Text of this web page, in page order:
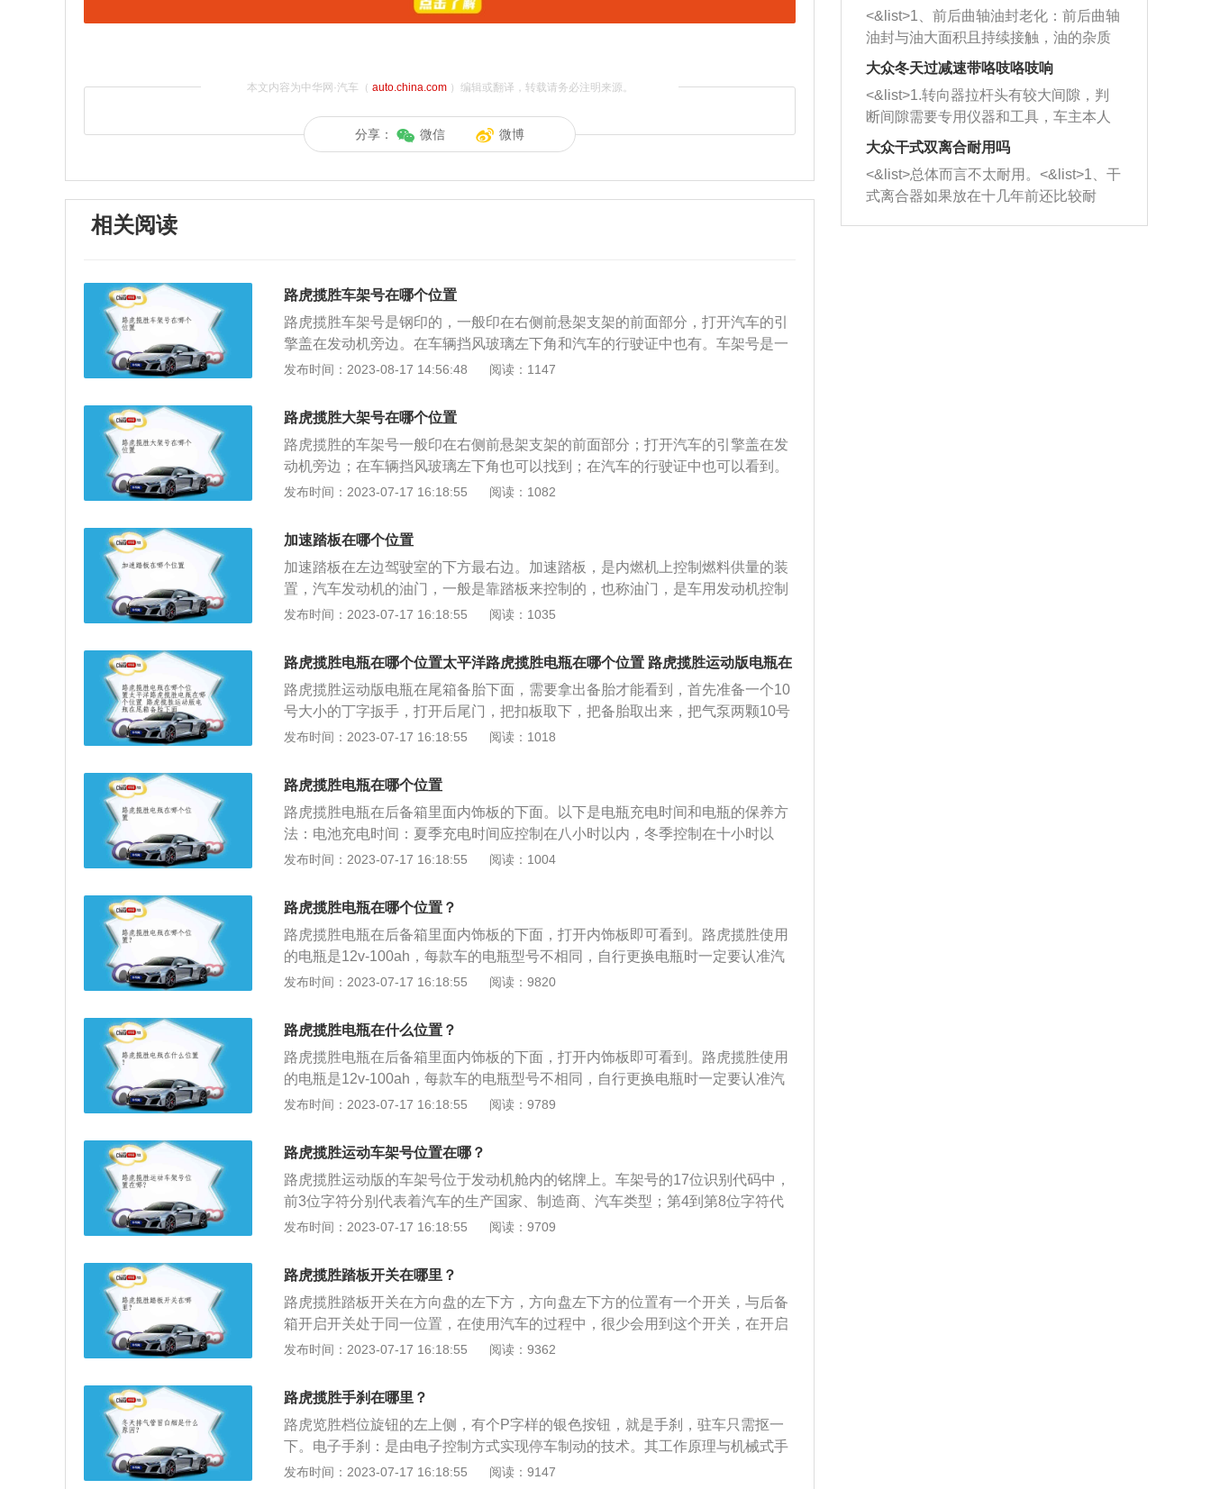
本文内容为中华网·汽车（ auto.china.com）编辑或翻译，转载请务必注明来源。
分享： 微信 微博
相关阅读
路虎揽胜车架号在哪个位置
路虎揽胜车架号是钢印的，一般印在右侧前悬架支架的前面部分，打开汽车的引
擎盖在发动机旁边。在车辆挡风玻璃左下角和汽车的行驶证中也有。车架号是一
组由十七个字母或数字组成，用于汽车上的一组独一无二的号码，可以识别汽车
不少的。每一个车架号的数字以及字母都是不可或缺的，都存在各自的含义。如
果一辆汽车不存在车架号，那么往往是非常奇怪的。汽车的车架号也好像是汽车
的身份证，是非常特别的。以下是对车架号的扩展内容：1、车辆识别代号又叫
车架号，一般都会标在比较显眼的位置，方便车主查看。2、车辆识别代号由17
位字符组成，包含了车辆的生产厂家、年代、车型、车身型式及代码、发动机代
地诊断和维修都十分重要。
发布时间：2023-08-17 14:56:48 阅读：1147
路虎揽胜大架号在哪个位置
路虎揽胜的车架号一般印在右侧前悬架支架的前面部分；打开汽车的引擎盖在发
动机旁边；在车辆挡风玻璃左下角也可以找到；在汽车的行驶证中也可以看到。
车架号的具体介绍：1、车架号的17个字符中，前面3个字符分别表示车辆的生产
征，如车辆的种类、车身类型、发动机类型以及额定总重量等信息；3、第9个字
符表示的检验位，作用是判断车架号的填写是否正确；4、第10个字符表示的是
生产年份，作用是证明车辆是哪一年生产；5、第11位字符表示车辆的组装地，0
是原厂组装；6、车架号的第12位至17位字符为生产序号。作用是当汽车厂家对
有质量问题的车进行召回时，都是按照生产序号进行召回。
发布时间：2023-07-17 16:18:55 阅读：1082
加速踏板在哪个位置
加速踏板在左边驾驶室的下方最右边。加速踏板，是内燃机上控制燃料供量的装
置，汽车发动机的油门，一般是靠踏板来控制的，也称油门，是车用发动机控制
供油的装置。操纵加速踏板要做到轻踏、缓抬，踏下动作要柔和，踏下的力度和
在踏板上，关键原因有以下两点：1、长时间行驶，两只脚会相当累，会不自觉
的往下踩。这个时候左脚在刹车踏板上，踩下了刹车，十分容易引起意外事故，
发生危险。2、大部分人基本都是右撇子，右脚的反应速度快。发生意外状况，
右脚能进而最短的时间内做出反应，抬开油门踩下刹车踏板。左脚在刹车踏板
上，刹车时右脚就是悬空状态，很容易就两只脚一块踩，发生危险。
发布时间：2023-07-17 16:18:55 阅读：1035
路虎揽胜电瓶在哪个位置太平洋路虎揽胜电瓶在哪个位置 路虎揽胜运动版电瓶在
尾箱备胎下面
路虎揽胜运动版电瓶在尾箱备胎下面，需要拿出备胎才能看到，首先准备一个10
号大小的丁字扳手，打开后尾门，把扣板取下，把备胎取出来，把气泵两颗10号
螺丝取下，扳到一边就看到电瓶了。如果出现以下情况，那么说明电瓶需要更换
故障问题，确认停车后没有灯或其他电器设备继续用电，可测量静态电流不超过
300mA（含防盗报警）；3、为了保持整车连续通电，新电瓶应基本上充满电，
更换电瓶应采用粘合的方法来更换，即用线夹将新旧电瓶并联，拆下旧电瓶，将
其连接车内的导线拆下，然后进行相应的连接，装入新电瓶；4、如果测试后没
有问题，可以正常使用，如果有问题，可能是电瓶坏了，造成数据丢失，需要初
发布时间：2023-07-17 16:18:55 阅读：1018
路虎揽胜电瓶在哪个位置
路虎揽胜电瓶在后备箱里面内饰板的下面。以下是电瓶充电时间和电瓶的保养方
法：电池充电时间：夏季充电时间应控制在八小时以内，冬季控制在十小时以
内。如果时间太长，电池会因为过度充电而损坏。当然，如果提前打开电池，可
存放车辆时，禁止在阳光下暴晒。车辆应停放在阴凉、通风和干燥的地方。当电
池需要长时间放置时，必须充满电，一般一个月补充一次。车辆起步、上坡、超
载、逆风行驶时，用踏板辅助，避免大电流和电流放电。充电时使用专用充电
器，并放置在阴凉通风处，避免高温高湿。在日常驾驶中，要经常检查电池盖上
的孔是否通风。
发布时间：2023-07-17 16:18:55 阅读：1004
路虎揽胜电瓶在哪个位置？
路虎揽胜电瓶在后备箱里面内饰板的下面，打开内饰板即可看到。路虎揽胜使用
的电瓶是12v-100ah，每款车的电瓶型号不相同，自行更换电瓶时一定要认准汽
车型号电瓶型号，以免损坏车身。汽车电池，也叫蓄电池，是电池的一种。它的
状况密切相关。日常要留意电瓶的充电时间，并注意要维护电瓶：电池充电时
间：夏季充电时间应控制在8小时以内，冬季控制在10小时以内。如果时间太
长，电池会因为过度充电而损坏。当然，如果提前打开电池，可以充电半个小
时，让电池充满电。要长时间保持电池表面清洁，禁止在阳光下暴晒。当电池需
要长时间放置时，必须充满电，一般一个月补充一次。常用的蓄电池主要分为四
电池的极板是由铅和铅的氧化物构成，电解液是硫酸的水溶液。它的主要优点是
电压稳定、价格便宜；缺点是比能低(即每公斤蓄电池存储的电能)、使用寿命短
和日常维护频繁。干荷蓄电池它的全称是干式荷电铅酸蓄电池，它的主要特点是
使用时，只需加入电解液，等过20—30分钟就可使用。湿荷蓄电池它的极板为荷
池。免维护蓄电池由于自身结构上的优势，电解液的消耗量非常小，在使用寿命
内基本不需要补充蒸馏水。它还具有耐震、耐高温、体积小、自放电小的特点。
使用寿命一般为普通蓄电池的两倍。市场上的免维护蓄电池也有两种：第一种在
购买时一次性加电解液以后使用中不需要维护(添加补充液)；另一种是电池本身
系湿荷电出厂，故在运输、安装过程中，必须小心搬运、防止短路；免维护蓄电
池由于电池组件电压较高，存在电击危险，因此在装卸导电联接片时应使用绝缘
工具，安装或搬运电池时要戴绝缘手套、围裙和防护眼镜，电池在搬运安装过程
中，只能使用柔软的吊带，不能使用钢丝绳等，搬运时，不得触动极柱和安全排
气阀；脏污的连接或连接条不牢均可能引起电池打火，所以要保持连接条在连接
发布时间：2023-07-17 16:18:55 阅读：9820
路虎揽胜电瓶在什么位置？
路虎揽胜电瓶在后备箱里面内饰板的下面，打开内饰板即可看到。路虎揽胜使用
的电瓶是12v-100ah，每款车的电瓶型号不相同，自行更换电瓶时一定要认准汽
车型号电瓶型号，以免损坏车身。汽车电池，也叫蓄电池，是电池的一种。它的
状况密切相关。日常要留意电瓶的充电时间，并注意要维护电瓶：电池充电时
间：夏季充电时间应控制在8小时以内，冬季控制在10小时以内。如果时间太
长，电池会因为过度充电而损坏。当然，如果提前打开电池，可以充电半个小
时，让电池充满电。要长时间保持电池表面清洁，禁止在阳光下暴晒。当电池需
要长时间放置时，必须充满电，一般一个月补充一次。常用的蓄电池主要分为四
电池的极板是由铅和铅的氧化物构成，电解液是硫酸的水溶液。它的主要优点是
电压稳定、价格便宜；缺点是比能低(即每公斤蓄电池存储的电能)、使用寿命短
和日常维护频繁。干荷蓄电池它的全称是干式荷电铅酸蓄电池，它的主要特点是
使用时，只需加入电解液，等过20—30分钟就可使用。湿荷蓄电池它的极板为荷
池。免维护蓄电池由于自身结构上的优势，电解液的消耗量非常小，在使用寿命
内基本不需要补充蒸馏水。它还具有耐震、耐高温、体积小、自放电小的特点。
使用寿命一般为普通蓄电池的两倍。市场上的免维护蓄电池也有两种：第一种在
购买时一次性加电解液以后使用中不需要维护(添加补充液)；另一种是电池本身
发布时间：2023-07-17 16:18:55 阅读：9789
路虎揽胜运动车架号位置在哪？
路虎揽胜运动版的车架号位于发动机舱内的铭牌上。车架号的17位识别代码中，
前3位字符分别代表着汽车的生产国家、制造商、汽车类型；第4到第8位字符代
表着车辆的特征；第9位字符代表着检验位，用来判断车架号是不是填写正确；
2到17位字符为汽车的生产序号。通过查车架号可以确认车辆身份，在一些特殊
情况下可以更准确识别自己的车辆；可以查询违章，需要输入车架号才能查违
章。可以查询车辆批次，例如确定自己的车辆是否在召回的范围内。可以精确查
找配件，如果车主对配件编号不清楚，可以通过输入车架号的方法进行查找。
发布时间：2023-07-17 16:18:55 阅读：9709
路虎揽胜踏板开关在哪里？
路虎揽胜踏板开关在方向盘的左下方，方向盘左下方的位置有一个开关，与后备
箱开启开关处于同一位置，在使用汽车的过程中，很少会用到这个开关，在开启
车门的状态下，路虎揽胜的脚踏板是智能工作的。路虎揽胜是路虎的一个车型，
盘技术，无论是其越野能力的广度和可通过性，还是公路的操控和舒适性，车辆
的全地形性能都被提升到另一个层面。
发布时间：2023-07-17 16:18:55 阅读：9362
路虎揽胜手刹在哪里？
路虎览胜档位旋钮的左上侧，有个P字样的银色按钮，就是手刹，驻车只需抠一
下。电子手刹：是由电子控制方式实现停车制动的技术。其工作原理与机械式手
刹相同，均是通过拉索拉紧后轮刹车蹄进行制动。另一种则是使用电子机械卡
发布时间：2023-07-17 16:18:55 阅读：9147
西取出来。但如果是因为积碳过多引起
的堵塞，就需要将三元催化器泡在草酸
洗剂对堵塞的情况得到解决，将清洗剂
放在燃油箱中，与燃油混合后，车辆启
动时，就可以和汽油一起进入到燃烧
室，最后形成废气排出，就可以让三元
催化器得到清洗，排气管堵塞的情况就
能够得到解决。
一圈半的练习，往右同样也要打相同的
圈数。 <&list>3、最后强调要反复练
习，这样就可以形成肌肉记忆，在真实
驾驶车辆时，不需要记忆也能打好方
向。
<&list>1、前后曲轴油封老化：前后曲轴
油封与油大面积且持续接触，油的杂质
和发动机内持续温度变化使其密封效果
逐渐减弱，导致渗油或漏油。<&list>2、
活塞间隙过大：积碳会使活塞环与缸体
的间隙扩大，导致机油流入燃烧室中，
造成烧机油。<&list>3、机油粘度。使用
机油粘度过小的话，同样会有烧机油现
象，机油粘度过小具有很好的流动性，
大众冬天过减速带咯吱咯吱响
<&list>1.转向器拉杆头有较大间隙，判
断间隙需要专用仪器和工具，车主本人
无法制作，需要将车辆送到修理厂或4s
店；<&list>2.车辆半轴套管防尘罩破
裂，破裂后会出现漏油现象，使半轴磨
损严重，磨损的半轴容易损坏，产生异
响；<&list>3.稳定器的转向胶套和球头
大众干式双离合耐用吗
<&list>总体而言不太耐用。<&list>1、干
式离合器如果放在十几年前还比较耐